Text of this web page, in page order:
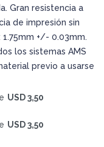
Gran resistencia a
de impresión sin
+/- 0.03mm.
los sistemas AMS
previo a usarse
USD 3,50
USD 3,50